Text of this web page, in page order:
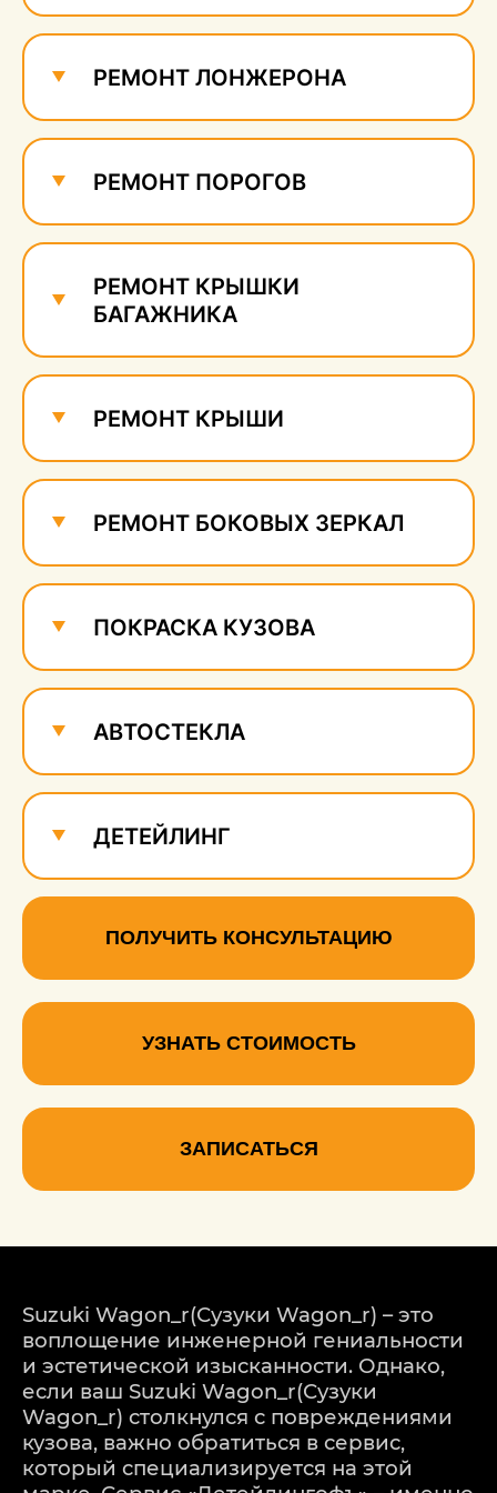
Ремонт и удаление
РЕМОНТ ЛОНЖЕРОНА
РЕМОНТ ПОРОГОВ
РЕМОНТ КРЫШКИ
БАГАЖНИКА
РЕМОНТ КРЫШИ
РЕМОНТ БОКОВЫХ ЗЕРКАЛ
ПОКРАСКА КУЗОВА
АВТОСТЕКЛА
ДЕТЕЙЛИНГ
ПОЛУЧИТЬ КОНСУЛЬТАЦИЮ
УЗНАТЬ СТОИМОСТЬ
ЗАПИСАТЬСЯ
Suzuki Wagon_r(Сузуки Wagon_r) – это
воплощение инженерной гениальности
и эстетической изысканности. Однако,
если ваш Suzuki Wagon_r(Сузуки
Wagon_r) столкнулся с повреждениями
кузова, важно обратиться в сервис,
который специализируется на этой